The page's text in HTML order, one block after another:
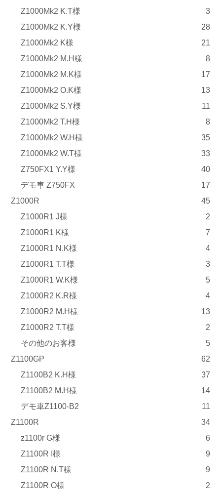
Z1000Mk2 K.T様
3
Z1000Mk2 K.Y様
28
Z1000Mk2 K様
21
Z1000Mk2 M.H様
8
Z1000Mk2 M.K様
17
Z1000Mk2 O.K様
13
Z1000Mk2 S.Y様
11
Z1000Mk2 T.H様
8
Z1000Mk2 W.H様
35
Z1000Mk2 W.T様
33
Z750FX1 Y.Y様
40
デモ車 Z750FX
17
Z1000R
45
Z1000R1 J様
2
Z1000R1 K様
7
Z1000R1 N.K様
4
Z1000R1 T.T様
3
Z1000R1 W.K様
5
Z1000R2 K.R様
4
Z1000R2 M.H様
13
Z1000R2 T.T様
2
その他のお客様
5
Z1100GP
62
Z1100B2 K.H様
37
Z1100B2 M.H様
14
デモ車Z1100-B2
11
Z1100R
34
z1100r G様
6
Z1100R I様
9
Z1100R N.T様
9
Z1100R O様
2